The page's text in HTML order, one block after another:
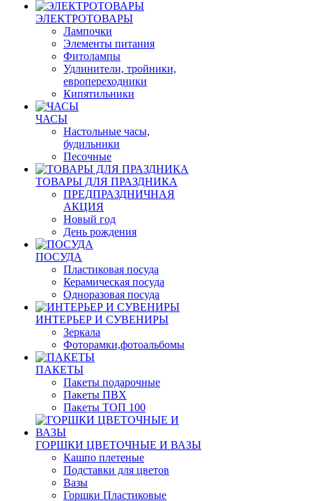
ЭЛЕКТРОТОВАРЫ
Лампочки
Элементы питания
Фитолампы
Удлинители, тройники,
европереходники
Кипятильники
ЧАСЫ
Настольные часы,
будильники
Песочные
ТОВАРЫ ДЛЯ ПРАЗДНИКА
ПРЕДПРАЗДНИЧНАЯ
АКЦИЯ
Новый год
День рождения
ПОСУДА
Пластиковая посуда
Керамическая посуда
Одноразовая посуда
ИНТЕРЬЕР И СУВЕНИРЫ
Зеркала
Фоторамки,фотоальбомы
ПАКЕТЫ
Пакеты подарочные
Пакеты ПВХ
Пакеты ТОП 100
ГОРШКИ ЦВЕТОЧНЫЕ И ВАЗЫ
Кашпо плетеные
Подставки для цветов
Вазы
Горшки Пластиковые